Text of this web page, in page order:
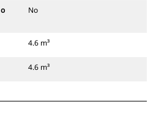
No
4.6 m³
4.6 m³